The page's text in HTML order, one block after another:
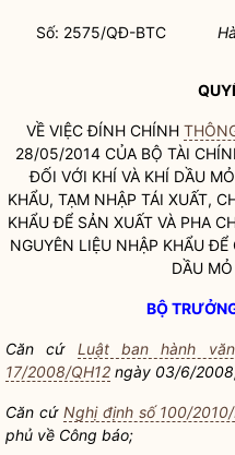
Số: 2575/QĐ-BTC
VỀ VIỆC ĐÍNH CHÍNH
28/05/2014 CỦA BỘ TÀI
ĐỐI VỚI KHÍ VÀ KHÍ DẦU
KHẨU, TẠM NHẬP TÁI XUẤT,
KHẨU ĐỂ SẢN XUẤT VÀ PHA
NGUYÊN LIỆU NHẬP KHẨU ĐỂ
DẦU
BỘ
Căn cứ Luật ban hành
17/2008/QH12 ngày 03/6/
Căn cứ Nghị định số 100/
phủ về Công báo;